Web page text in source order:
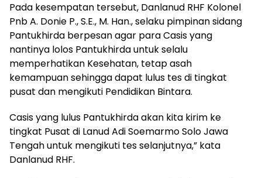
Pada kesempatan tersebut, Danlanud RHF Kolonel
Pnb A. Donie P., S.E., M. Han., selaku pimpinan sidang
Pantukhirda berpesan agar para Casis yang
nantinya lolos Pantukhirda untuk selalu
memperhatikan Kesehatan, tetap asah
kemampuan sehingga dapat lulus tes di tingkat
pusat dan mengikuti Pendidikan Bintara.
Casis yang lulus Pantukhirda akan kita kirim ke
tingkat Pusat di Lanud Adi Soemarmo Solo Jawa
Tengah untuk mengikuti tes selanjutnya,” kata
Danlanud RHF.